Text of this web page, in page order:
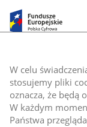
W celu
stosujemy pliki
oznacza, że będą
W każdym
Państwa